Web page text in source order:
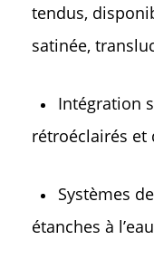
tendus,
satinée,
Intégration
rétroéclairés et
Systèmes
étanches à